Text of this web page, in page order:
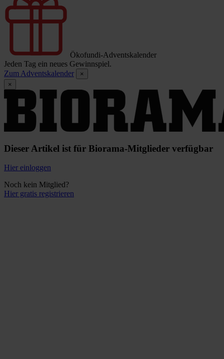
Ökofundi-Adventskalender
Jeden Tag ein neues Gewinnspiel.
Zum Adventskalender
×
×
Dieser Artikel ist für Biorama-Mitglieder verfügbar
Hier einloggen
Noch kein Mitglied?
Hier gratis registrieren